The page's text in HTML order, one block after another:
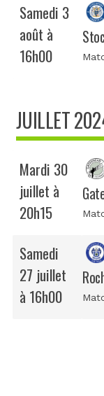
Samedi 3
août à
16h00
JUILLET
Mardi 30
juillet à
20h15
Samedi
27 juillet
à 16h00